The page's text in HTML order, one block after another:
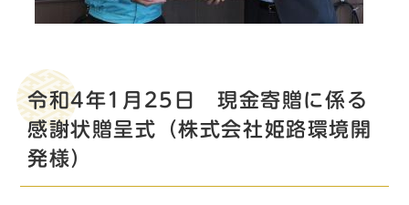
令和4年1月25日 現金寄贈に係る
感謝状贈呈式（株式会社姫路環境開
発様）